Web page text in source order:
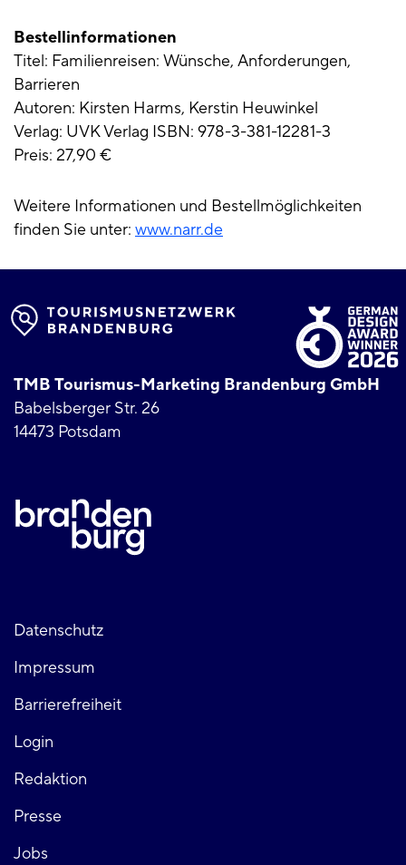
Bestellinformationen
Titel: Familienreisen: Wünsche, Anforderungen,
Barrieren
Autoren: Kirsten Harms, Kerstin Heuwinkel
Verlag: UVK Verlag ISBN: 978-3-381-12281-3
Preis: 27,90 €
Weitere Informationen und Bestellmöglichkeiten
finden Sie unter: www.narr.de
TMB Tourismus-Marketing Brandenburg GmbH
Babelsberger Str. 26
14473 Potsdam
Fußzeile
links
Datenschutz
Impressum
Barrierefreiheit
Login
Fußzeile
rechts
Redaktion
Presse
Jobs